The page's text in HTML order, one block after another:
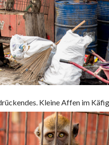
Kleine Affen im